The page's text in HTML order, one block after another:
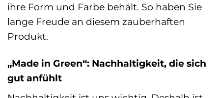
ihre Form und Farbe behält. So haben Sie
lange Freude an diesem zauberhaften
Produkt.
„Made in Green“: Nachhaltigkeit, die sich
gut anfühlt